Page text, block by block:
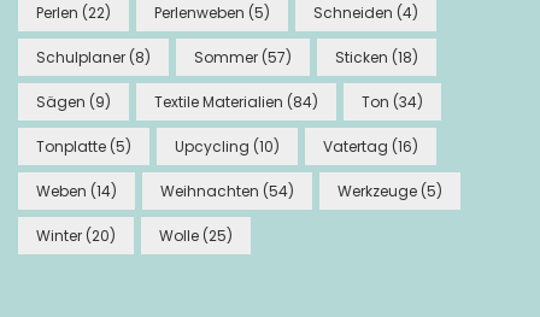
Perlen (22) Perlenweben (5) Schneiden (4)
Schulplaner (8) Sommer (57) Sticken (18)
Sägen (9) Textile Materialien (84) Ton (34)
Tonplatte (5) Upcycling (10) Vatertag (16)
Weben (14) Weihnachten (54) Werkzeuge (5)
Winter (20) Wolle (25)